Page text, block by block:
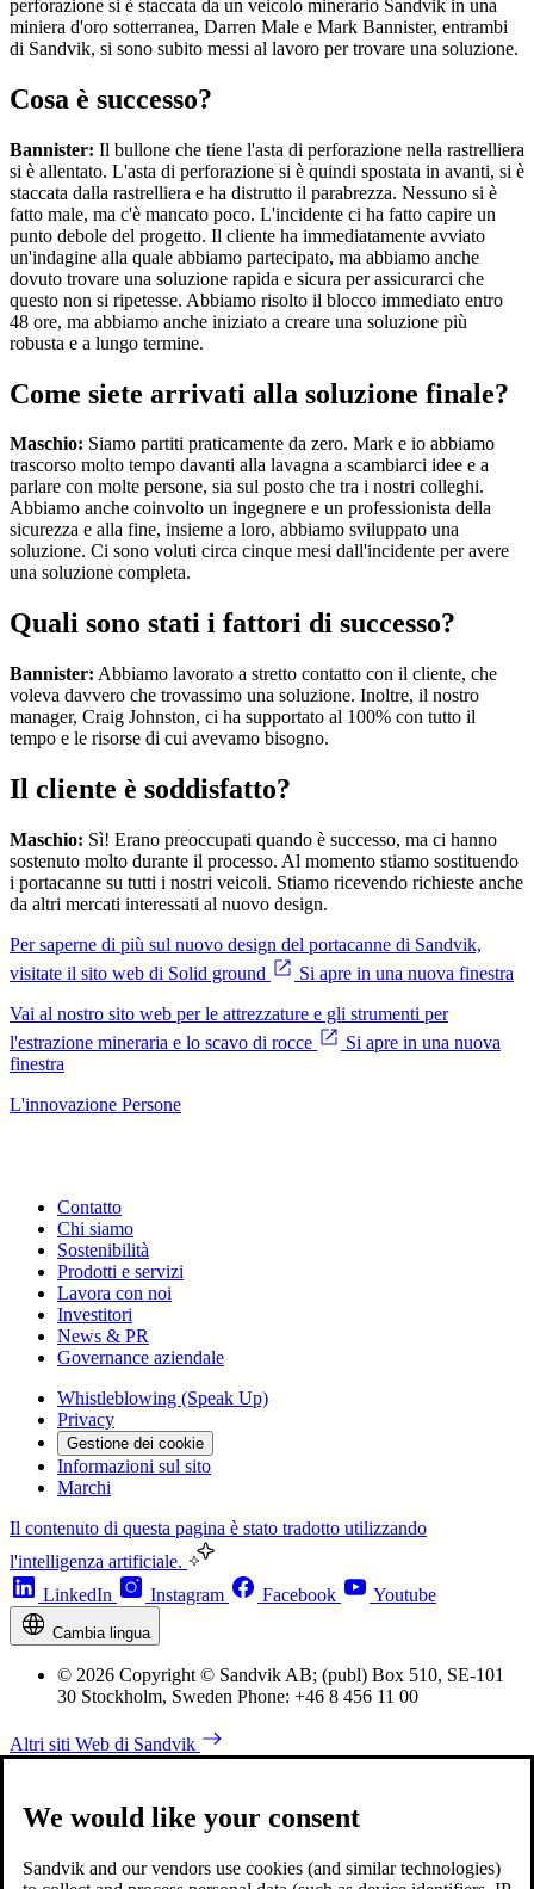
perforazione si è staccata da un veicolo minerario Sandvik in una
miniera d'oro sotterranea, Darren Male e Mark Bannister, entrambi
di Sandvik, si sono subito messi al lavoro per trovare una soluzione.
Cosa è successo?
Bannister: Il bullone che tiene l'asta di perforazione nella rastrelliera
si è allentato. L'asta di perforazione si è quindi spostata in avanti, si è
staccata dalla rastrelliera e ha distrutto il parabrezza. Nessuno si è
fatto male, ma c'è mancato poco. L'incidente ci ha fatto capire un
punto debole del progetto. Il cliente ha immediatamente avviato
un'indagine alla quale abbiamo partecipato, ma abbiamo anche
dovuto trovare una soluzione rapida e sicura per assicurarci che
questo non si ripetesse. Abbiamo risolto il blocco immediato entro
48 ore, ma abbiamo anche iniziato a creare una soluzione più
robusta e a lungo termine.
Come siete arrivati alla soluzione finale?
Maschio: Siamo partiti praticamente da zero. Mark e io abbiamo
trascorso molto tempo davanti alla lavagna a scambiarci idee e a
parlare con molte persone, sia sul posto che tra i nostri colleghi.
Abbiamo anche coinvolto un ingegnere e un professionista della
sicurezza e alla fine, insieme a loro, abbiamo sviluppato una
soluzione. Ci sono voluti circa cinque mesi dall'incidente per avere
una soluzione completa.
Quali sono stati i fattori di successo?
Bannister: Abbiamo lavorato a stretto contatto con il cliente, che
voleva davvero che trovassimo una soluzione. Inoltre, il nostro
manager, Craig Johnston, ci ha supportato al 100% con tutto il
tempo e le risorse di cui avevamo bisogno.
Il cliente è soddisfatto?
Maschio: Sì! Erano preoccupati quando è successo, ma ci hanno
sostenuto molto durante il processo. Al momento stiamo sostituendo
i portacanne su tutti i nostri veicoli. Stiamo ricevendo richieste anche
da altri mercati interessati al nuovo design.
Per saperne di più sul nuovo design del portacanne di Sandvik,
visitate il sito web di Solid ground
Si apre in una nuova finestra
Vai al nostro sito web per le attrezzature e gli strumenti per
l'estrazione mineraria e lo scavo di rocce
Si apre in una nuova
finestra
L'innovazione Persone
Contatto
Chi siamo
Sostenibilità
Prodotti e servizi
Lavora con noi
Investitori
News & PR
Governance aziendale
Whistleblowing (Speak Up)
Privacy
Gestione dei cookie
Informazioni sul sito
Marchi
Il contenuto di questa pagina è stato tradotto utilizzando
l'intelligenza artificiale.
LinkedIn
Instagram Facebook Youtube
Cambia lingua
© 2026 Copyright © Sandvik AB; (publ) Box 510, SE-101
30 Stockholm, Sweden Phone: +46 8 456 11 00
Altri siti Web di Sandvik
We would like your consent
Sandvik and our vendors use cookies (and similar technologies)